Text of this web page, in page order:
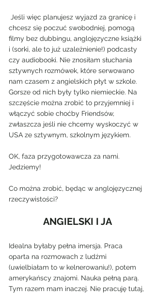
chcesz się poczuć swobodniej, pomogą
filmy bez dubbingu, anglojęzyczne książki
i (sorki, ale to już uzależnienie!) podcasty
czy audiobooki. Nie znosiłam słuchania
sztywnych rozmówek, które serwowano
nam czasem z angielskich płyt w szkole.
Gorsze od nich były tylko niemieckie. Na
szczęście można zrobić to przyjemniej i
włączyć sobie choćby Friendsów,
zwłaszcza jeśli nie chcemy wyskoczyć w
USA ze sztywnym, szkolnym językiem.
OK, faza przygotowawcza za nami.
Jedziemy!
Co można zrobić, będąc w anglojęzycznej
rzeczywistości?
ANGIELSKI I JA
Idealna byłaby pełna imersja. Praca
oparta na rozmowach z ludźmi
(uwielbiałam to w kelnerowaniu!), potem
amerykańscy znajomi. Nauka pełną parą.
Tym razem mam inaczej. Nie pracuję tutaj,